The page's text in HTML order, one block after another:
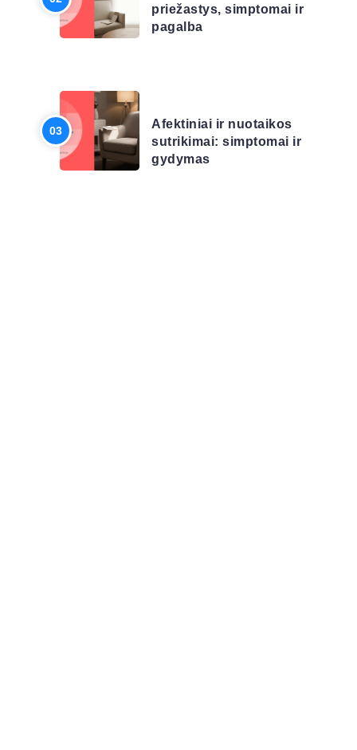
priežastys, simptomai ir
pagalba
Afektiniai ir nuotaikos
sutrikimai: simptomai ir
gydymas